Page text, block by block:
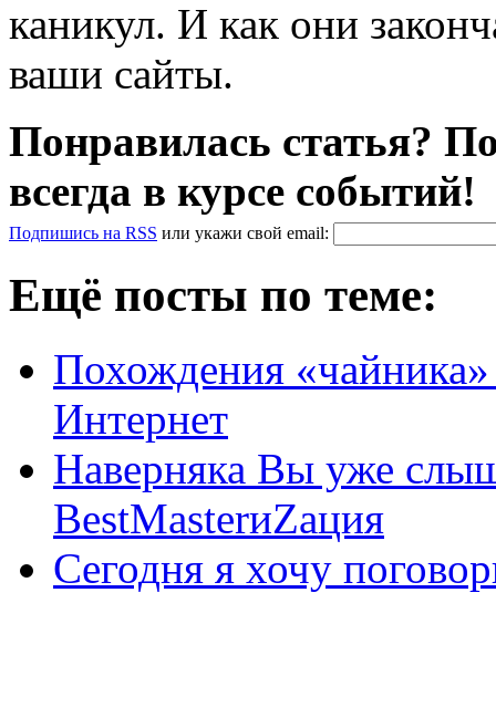
каникул. И как они
ваши сайты.
Понравилась статья?
всегда в курсе событий!
Подпишись на RSS или укажи свой email:
Ещё посты по теме:
Похождения «чайника»
Интернет
Наверняка Вы уже
BestMasterиZация
Сегодня я хочу